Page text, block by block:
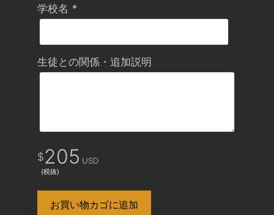
学校名 *
生徒との関係・追加説明
元
の
$205 USD現
在
(税抜)
お買い物カゴに追加